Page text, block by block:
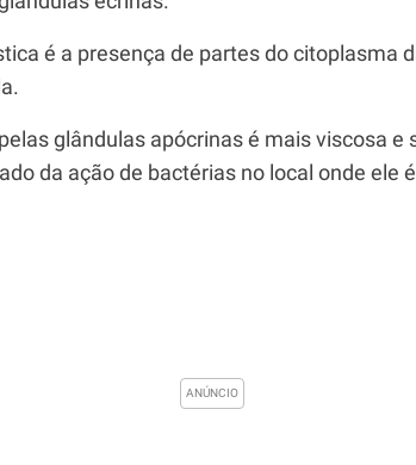
é a presença de partes do citoplasma
glândulas apócrinas é mais viscosa e
da ação de bactérias no local onde ele